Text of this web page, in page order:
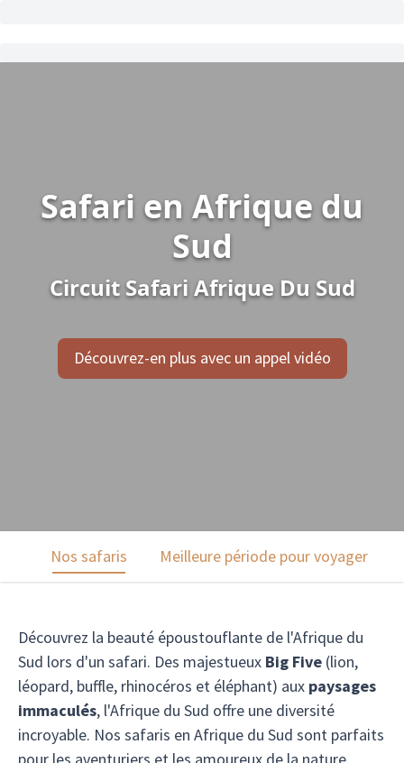
Safari en Afrique du
Sud
Circuit Safari Afrique Du Sud
Découvrez-en plus avec un appel vidéo
Nos safaris Meilleure période pour voyager
Découvrez la beauté époustouflante de l'Afrique du
Sud lors d'un safari. Des majestueux Big Five (lion,
léopard, buffle, rhinocéros et éléphant) aux paysages
immaculés, l'Afrique du Sud offre une diversité
incroyable. Nos safaris en Afrique du Sud sont parfaits